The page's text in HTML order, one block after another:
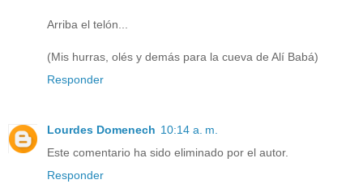
Arriba el telón...
(Mis hurras, olés y demás para la cueva de Alí Babá)
Responder
Lourdes Domenech 10:14 a. m.
Este comentario ha sido eliminado por el autor.
Responder